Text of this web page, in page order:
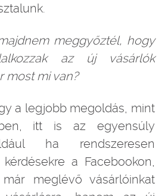
meggyőztél, hogy
az új vásárlók
most mi van?
a legjobb megoldás, mint
itt is az egyensúly
ha rendszeresen
a Facebookon,
meglévő vásárlóinkat